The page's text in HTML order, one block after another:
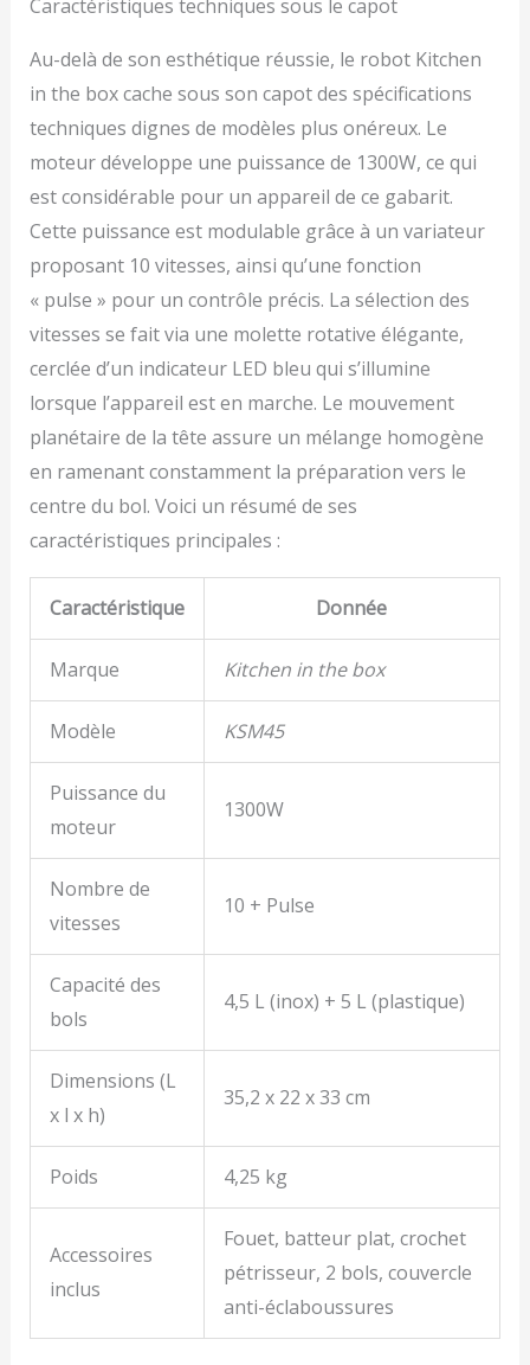
et un design à tête
facile au bol. Les
accessoires amovibles
(crochet à pâte, batteur
plat, fouet) sont
compatibles avec le lave-
vaisselle pour un
nettoyage rapide et sans
effort.
Caractéristiques techniques sous le capot
Au-delà de son esthétique réussie, le robot Kitchen
in the box cache sous son capot des spécifications
techniques dignes de modèles plus onéreux. Le
moteur développe une puissance de 1300W, ce qui
est considérable pour un appareil de ce gabarit.
Cette puissance est modulable grâce à un variateur
proposant 10 vitesses, ainsi qu’une fonction
« pulse » pour un contrôle précis. La sélection des
vitesses se fait via une molette rotative élégante,
cerclée d’un indicateur LED bleu qui s’illumine
lorsque l’appareil est en marche. Le mouvement
planétaire de la tête assure un mélange homogène
en ramenant constamment la préparation vers le
centre du bol. Voici un résumé de ses
caractéristiques principales :
Caractéristique Donnée
Marque Kitchen in the box
Modèle KSM45
Puissance du
moteur
1300W
Nombre de
vitesses
10 + Pulse
Capacité des
bols
4,5 L (inox) + 5 L (plastique)
Dimensions (L
x l x h)
35,2 x 22 x 33 cm
Poids 4,25 kg
Accessoires
inclus
Fouet, batteur plat, crochet
pétrisseur, 2 bols, couvercle
anti-éclaboussures